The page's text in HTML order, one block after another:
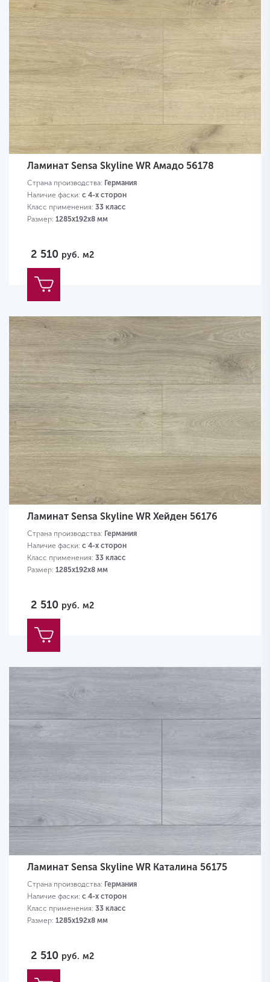
Ламинат Sensa Skyline WR Амадо 56178
Страна производства: Германия
Наличие фаски: с 4-х сторон
Класс применения: 33 класс
Размер: 1285х192х8 мм
2 510 руб. м2
Ламинат Sensa Skyline WR Хейден 56176
Страна производства: Германия
Наличие фаски: с 4-х сторон
Класс применения: 33 класс
Размер: 1285х192х8 мм
2 510 руб. м2
Ламинат Sensa Skyline WR Каталина 56175
Страна производства: Германия
Наличие фаски: с 4-х сторон
Класс применения: 33 класс
Размер: 1285х192х8 мм
2 510 руб. м2